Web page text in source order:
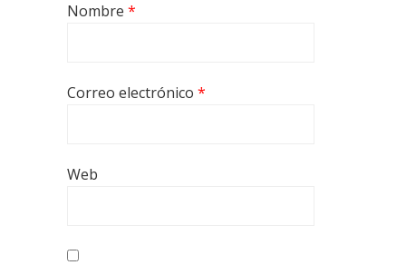
Nombre *
Correo electrónico *
Web